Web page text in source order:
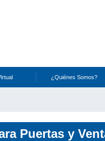
¿Quiénes Somos?
Puertas y